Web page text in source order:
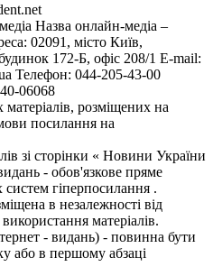
Назва онлайн-медіа –
02091, місто Київ,
172-Б, офіс 208/1 E-mail:
Телефон: 044-205-43-00
06068
розміщених на
посилання на
зі сторінки « Новини України
- обов'язкове пряме
гіперпосилання .
в незалежності від
матеріалів.
- видань) - повинна бути
або в першому абзаці